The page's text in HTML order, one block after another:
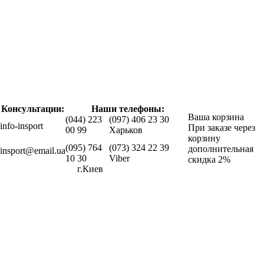
Консультации:
Наши телефоны:
Ваша корзина
При заказе через
корзину
дополнительная
скидка 2%
info-insport
(044) 223
00 99
(097) 406 23 30
Харьков
insport@email.ua(095) 764
10 30
(073) 324 22 39
Viber
г.Киев